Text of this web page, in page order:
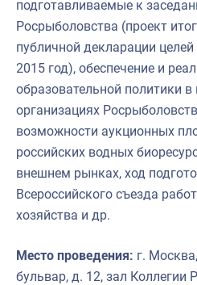
Государство для людей
подготавливаемые к
Росрыболовства (проект
публичной декларации целей
2015 год), обеспечение и
образовательной политики
организациях
возможности аукционных
российских водных
внешнем рынках, ход
Всероссийского съезда
хозяйства и др.
Место проведения: г.
бульвар, д. 12, зал Коллегии